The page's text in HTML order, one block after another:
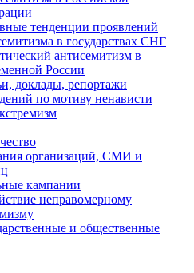
тенденции проявлений
в государствах СНГ
антисемитизм в
России
доклады, репортажи
по мотиву ненависти
организаций, СМИ и
кампании
неправомерному
и общественные